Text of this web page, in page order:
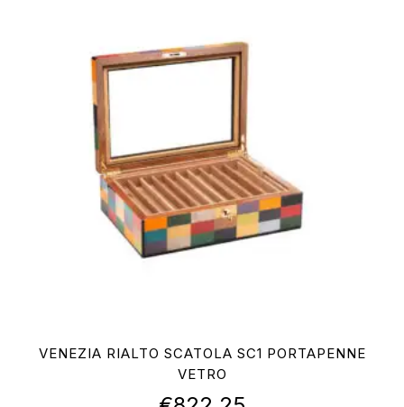
VENEZIA RIALTO SCATOLA SC1 PORTAPENNE
VETRO